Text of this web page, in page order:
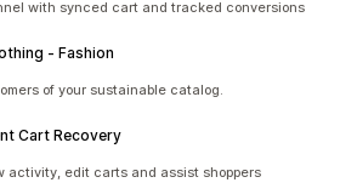
with synced cart and tracked conversions
‑ Fashion
of your sustainable catalog.
Cart Recovery
activity, edit carts and assist shoppers